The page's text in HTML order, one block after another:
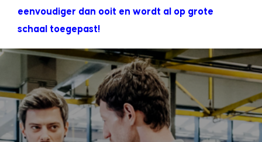
eenvoudiger dan ooit en wordt al op grote
schaal toegepast!